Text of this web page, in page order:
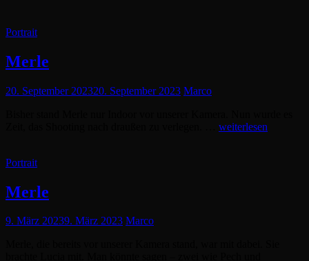
Cat
Portrait
Merle
Posted
20. September 202320. September 2023 Marco
weiterlesen
Cat
Portrait
Merle
Posted
9. März 20239. März 2023 Marco